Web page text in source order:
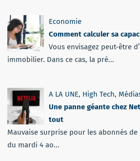
Economie
Comment calculer sa
Vous envisagez peut-être
immobilier. Dans ce cas, la pré...
A LA UNE, High Tech,
Une panne géante chez
tout
Mauvaise surprise pour les abonnés
du mardi 4 ao...